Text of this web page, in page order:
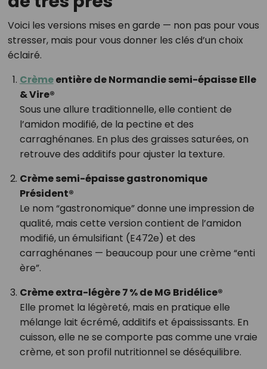
Voici les versions mises en garde — non pas pour vous
stresser, mais pour vous donner les clés d’un choix
éclairé.
Crèmeentière de Normandie semi-épaisse Elle
& Vire®
Sous une allure traditionnelle, elle contient de
l’amidon modifié, de la pectine et des
carraghénanes. En plus des graisses saturées, on
retrouve des additifs pour ajuster la texture.
Crème semi-épaisse gastronomique
Président®
Le nom “gastronomique” donne une impression de
qualité, mais cette version contient de l’amidon
modifié, un émulsifiant (E472e) et des
carraghénanes — beaucoup pour une crème “enti
ère”.
Crème extra-légère 7 % de MG Bridélice®
Elle promet la légèreté, mais en pratique elle
mélange lait écrémé, additifs et épaississants. En
cuisson, elle ne se comporte pas comme une vraie
crème, et son profil nutritionnel se déséquilibre.